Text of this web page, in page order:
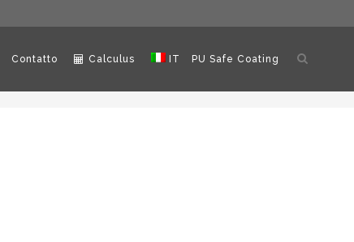
Apri
Contatto Calculus IT PU Safe Coating